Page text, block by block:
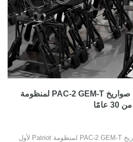
الجيش الأمريكي يعيد شراء صواريخ PAC-2 GEM-T لمنظومة
الجيش الأمريكي يعيد شراء صواريخ PAC-2 GEM-T لمنظومة Patriot لأول